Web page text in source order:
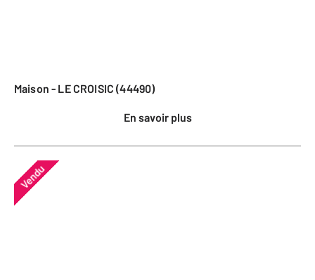
Maison - LE CROISIC (44490)
En savoir plus
Vendu